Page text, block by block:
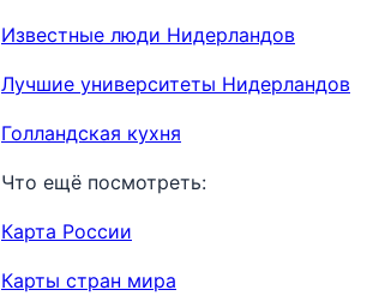
Известные люди Нидерландов
Лучшие университеты Нидерландов
Голландская кухня
Что ещё посмотреть:
Карта России
Карты стран мира